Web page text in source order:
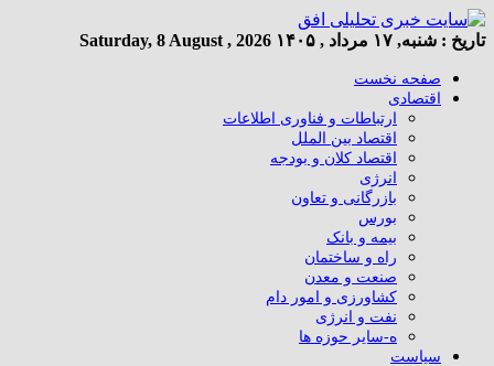
تاریخ : شنبه, ۱۷ مرداد , ۱۴۰۵ Saturday, 8 August , 2026
صفحه نخست
اقتصادی
ارتباطات و فناوری اطلاعات
اقتصاد بین الملل
اقتصاد کلان و بودجه
انرژی
بازرگانی و تعاون
بورس
بیمه و بانک
راه و ساختمان
صنعت و معدن
کشاورزی و امور دام
نفت و انرژی
ه-سایر حوزه ها
سیاست